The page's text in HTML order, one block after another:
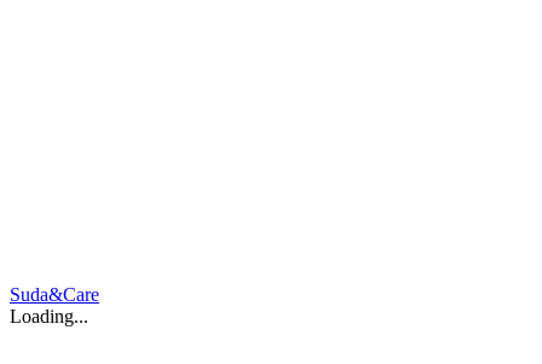
Suda&Care
Loading...